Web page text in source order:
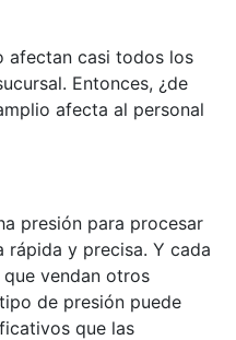
afectan casi todos los
Entonces, ¿de
afecta al personal
presión para procesar
rápida y precisa. Y cada
vendan otros
de presión puede
que las